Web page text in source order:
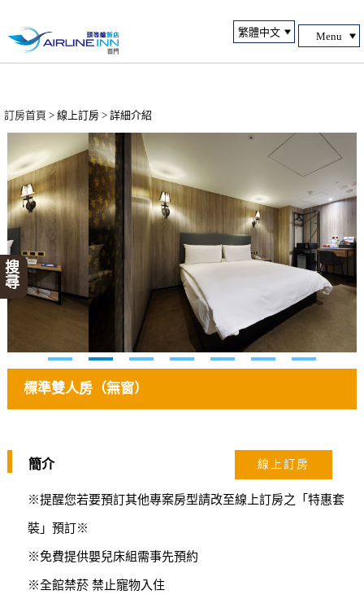
Menu
訂房首頁 > 線上訂房 > 詳細介紹
搜尋
標準雙人房（無窗）
線上訂房
簡介
※提醒您若要預訂其他專案房型請改至線上訂房之「特惠套
裝」預訂※
※免費提供嬰兒床組需事先預約
※全館禁菸 禁止寵物入住